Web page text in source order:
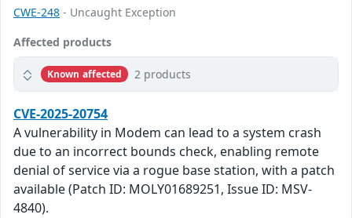
CWE-248 - Uncaught Exception
Affected products
Known affected 2 products
CVE-2025-20754
A vulnerability in Modem can lead to a system crash
due to an incorrect bounds check, enabling remote
denial of service via a rogue base station, with a patch
available (Patch ID: MOLY01689251, Issue ID: MSV-
4840).